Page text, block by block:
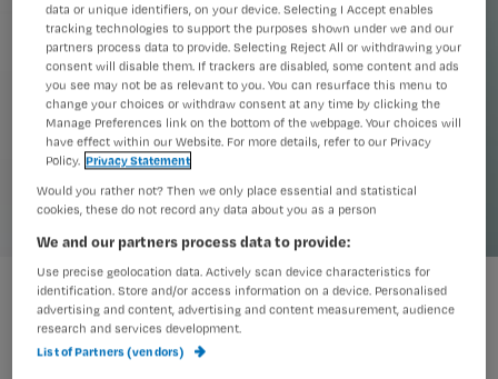
Verpleegkundige invloed: de belangrijkste leerpunten
data or unique identifiers, on your device. Selecting I Accept enables
tracking technologies to support the purposes shown under we and our
partners process data to provide. Selecting Reject All or withdrawing your
consent will disable them. If trackers are disabled, some content and ads
you see may not be as relevant to you. You can resurface this menu to
change your choices or withdraw consent at any time by clicking the
Manage Preferences link on the bottom of the webpage. Your choices will
have effect within our Website. For more details, refer to our Privacy
Policy. Privacy Statement
Would you rather not? Then we only place essential and statistical
cookies, these do not record any data about you as a person
We and our partners process data to provide:
Use precise geolocation data. Actively scan device characteristics for
identification. Store and/or access information on a device. Personalised
advertising and content, advertising and content measurement, audience
research and services development.
List of Partners (vendors)